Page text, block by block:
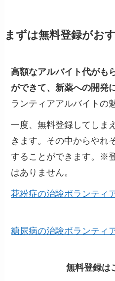
まずは無料登録がお
高額なアルバイト代がも
ができて、新薬への開発
ランティアアルバイトの
一度、無料登録してしま
きます。その中からやれ
することができます。※
はありません。
花粉症の治験ボランティ
糖尿病の治験ボランティ
無料登録は